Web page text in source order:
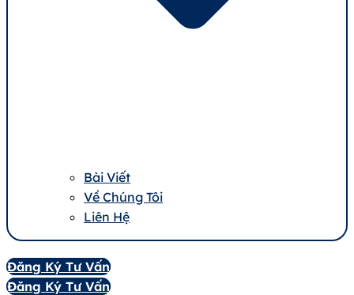
Bài Viết
Về Chúng Tôi
Liên Hệ
Đăng Ký Tư Vấn
Đăng Ký Tư Vấn